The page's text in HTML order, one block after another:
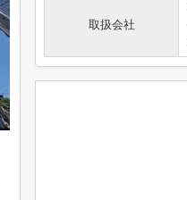
取扱会社